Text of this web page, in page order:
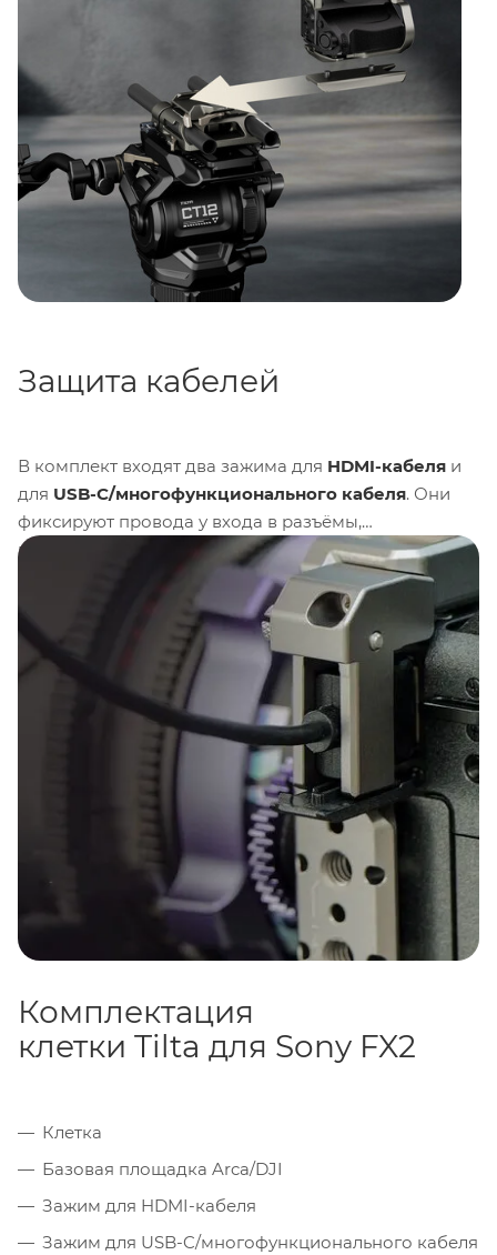
Защита кабелей
В комплект входят два зажима для HDMI-кабеля и
для USB-C/многофункционального кабеля. Они
фиксируют провода у входа в разъёмы,
предотвращая их случайное отсоединение или
повреждение при движении — особенно важно при
работе на стабилизаторе или в условиях
нагруженного рига.
Комплектация
клетки Tilta для Sony FX2
Клетка
Базовая площадка Arca/DJI
Зажим для HDMI-кабеля
Зажим для USB-C/многофункционального кабеля